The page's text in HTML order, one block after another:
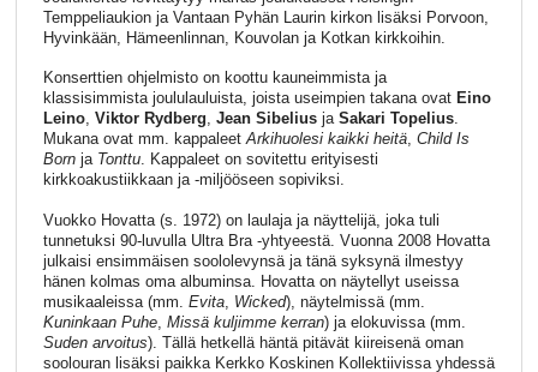
Temppeliaukion ja Vantaan Pyhän Laurin kirkon lisäksi Porvoon,
Hyvinkään, Hämeenlinnan, Kouvolan ja Kotkan kirkkoihin.
Konserttien ohjelmisto on koottu kauneimmista ja
klassisimmista joululauluista, joista useimpien takana ovat Eino
Leino, Viktor Rydberg, Jean Sibeliusja Sakari Topelius.
Mukana ovat mm. kappaleetArkihuolesi kaikki heitä, Child Is
Bornja Tonttu. Kappaleet on sovitettu erityisesti
kirkkoakustiikkaan ja -miljööseen sopiviksi.
Vuokko Hovatta (s. 1972) on laulaja ja näyttelijä, joka tuli
tunnetuksi 90-luvulla Ultra Bra -yhtyeestä. Vuonna 2008 Hovatta
julkaisi ensimmäisen soololevynsä ja tänä syksynä ilmestyy
hänen kolmas oma albuminsa. Hovatta on näytellyt useissa
musikaaleissa (mm. Evita, Wicked), näytelmissä (mm.
Kuninkaan Puhe, Missä kuljimme kerran) ja elokuvissa (mm.
Suden arvoitus). Tällä hetkellä häntä pitävät kiireisenä oman
soolouran lisäksi paikka Kerkko Koskinen Kollektiivissa yhdessä